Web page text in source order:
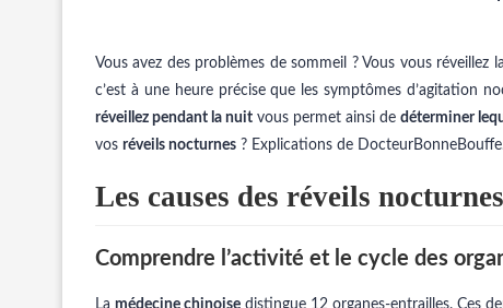
Vous avez des problèmes de sommeil ? Vous vous réveillez
c’est à une heure précise que les symptômes d’agitation
réveillez pendant la nuit vous permet ainsi de déterminer
vos réveils nocturnes ? Explications de
Les causes des réveils
Comprendre l’activité et le cycle des
La médecine chinoise distingue 12 organes-entrailles. Ces